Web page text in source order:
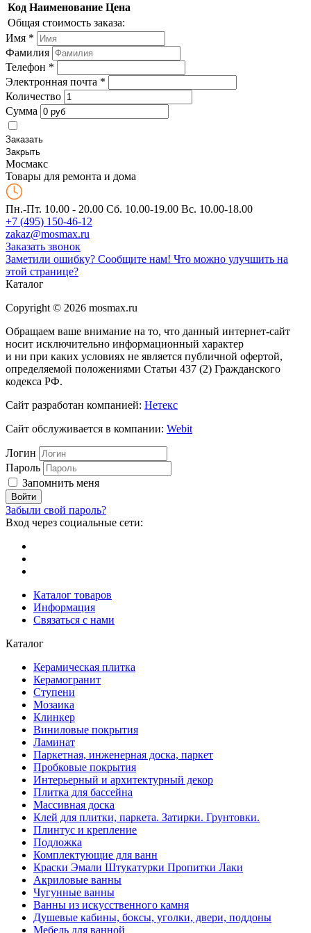
Код Наименование Цена
Общая стоимость заказа:
Имя *
Фамилия
Телефон *
Электронная почта *
Количество
Сумма
Заказать
Закрыть
Мосмакс
Товары для ремонта и дома
Пн.-Пт. 10.00 - 20.00 Сб. 10.00-19.00 Вс. 10.00-18.00
+7 (495) 150-46-12
zakaz@mosmax.ru
Заказать звонок
Заметили ошибку? Сообщите нам! Что можно улучшить на
этой странице?
Каталог
Copyright © 2026 mosmax.ru
Обращаем ваше внимание на то, что данный интернет-сайт
носит исключительно информационный характер
и ни при каких условиях не является публичной офертой,
определяемой положениями Статьи 437 (2) Гражданского
кодекса РФ.
Сайт разработан компанией: Нетекс
Сайт обслуживается в компании: Webit
Логин
Пароль
Запомнить меня
Забыли свой пароль?
Вход через социальные сети:
Каталог товаров
Информация
Связаться с нами
Каталог
Керамическая плитка
Керамогранит
Ступени
Мозаика
Клинкер
Виниловые покрытия
Ламинат
Паркетная, инженерная доска, паркет
Пробковые покрытия
Интерьерный и архитектурный декор
Плитка для бассейна
Массивная доска
Клей для плитки, паркета. Затирки. Грунтовки.
Плинтус и крепление
Подложка
Комплектующие для ванн
Краски Эмали Штукатурки Пропитки Лаки
Акриловые ванны
Чугунные ванны
Ванны из искусственного камня
Душевые кабины, боксы, уголки, двери, поддоны
Мебель для ванной